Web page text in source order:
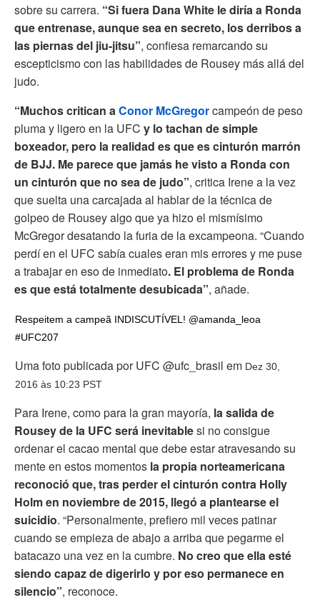
sobre su carrera. “Si fuera Dana White le diría a Ronda
que entrenase, aunque sea en secreto, los derribos a
las piernas del jiu-jitsu”, confiesa remarcando su
escepticismo con las habilidades de Rousey más allá del
judo.
“Muchos critican aConor McGregorcampeón de peso
pluma y ligero en la UFC y lo tachan de simple
boxeador, pero la realidad es que es cinturón marrón
de BJJ. Me parece que jamás he visto a Ronda con
un cinturón que no sea de judo”, critica Irene a la vez
que suelta una carcajada al hablar de la técnica de
golpeo de Rousey algo que ya hizo el mismísimo
McGregor desatando la furia de la excampeona. “Cuando
perdí en el UFC sabía cuales eran mis errores y me puse
a trabajar en eso de inmediato. El problema de Ronda
es que está totalmente desubicada”, añade.
Respeitem a campeã INDISCUTÍVEL! @amanda_leoa
#UFC207
Uma foto publicada por UFC @ufc_brasil em Dez 30,
2016 às 10:23 PST
Para Irene, como para la gran mayoría, la salida de
Rousey de la UFC será inevitablesi no consigue
ordenar el cacao mental que debe estar atravesando su
mente en estos momentos la propia norteamericana
reconoció que, tras perder el cinturón contra Holly
Holm en noviembre de 2015, llegó a plantearse el
suicidio. “Personalmente, prefiero mil veces patinar
cuando se empieza de abajo a arriba que pegarme el
batacazo una vez en la cumbre. No creo que ella esté
siendo capaz de digerirlo y por eso permanece en
silencio”, reconoce.